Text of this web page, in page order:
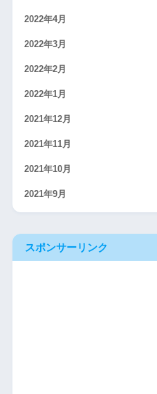
2022年4月
2022年3月
2022年2月
2022年1月
2021年12月
2021年11月
2021年10月
2021年9月
スポンサーリンク